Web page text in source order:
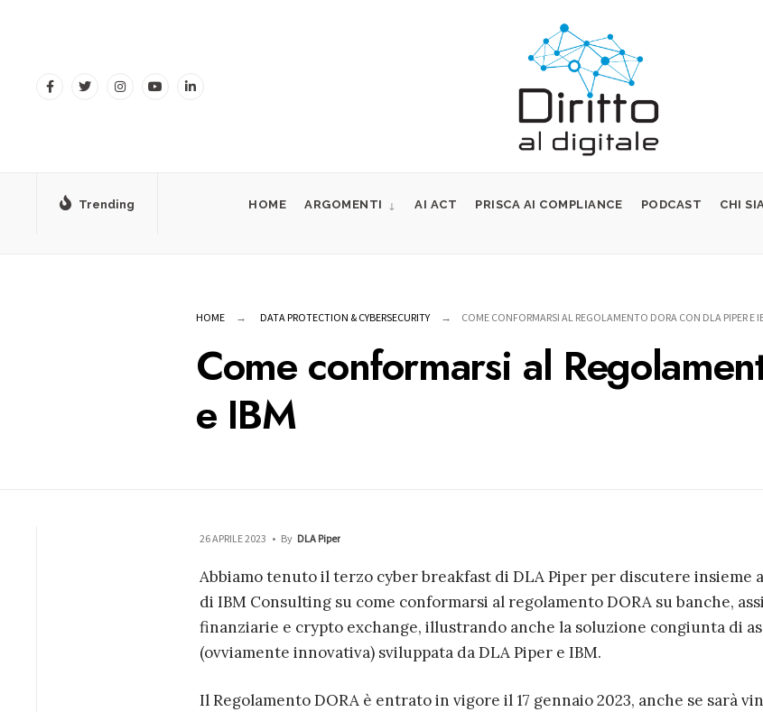
Trending HOME ARGOMENTI AI ACT PRISCA AI COMPLIANCE PODCAST CHI
HOME DATA PROTECTION & CYBERSECURITY COME CONFORMARSI AL REGOLAMENTO DORA CON DLA PIPER E
Come conformarsi al
e IBM
26 APRILE 2023 • By DLA Piper
Abbiamo tenuto il terzo cyber breakfast di DLA Piper per discutere insieme
di IBM Consulting su come conformarsi al regolamento DORA su banche,
finanziarie e crypto exchange, illustrando anche la soluzione congiunta di
(ovviamente innovativa) sviluppata da DLA Piper e IBM.
Il Regolamento DORA è entrato in vigore il 17 gennaio 2023, anche se sarà